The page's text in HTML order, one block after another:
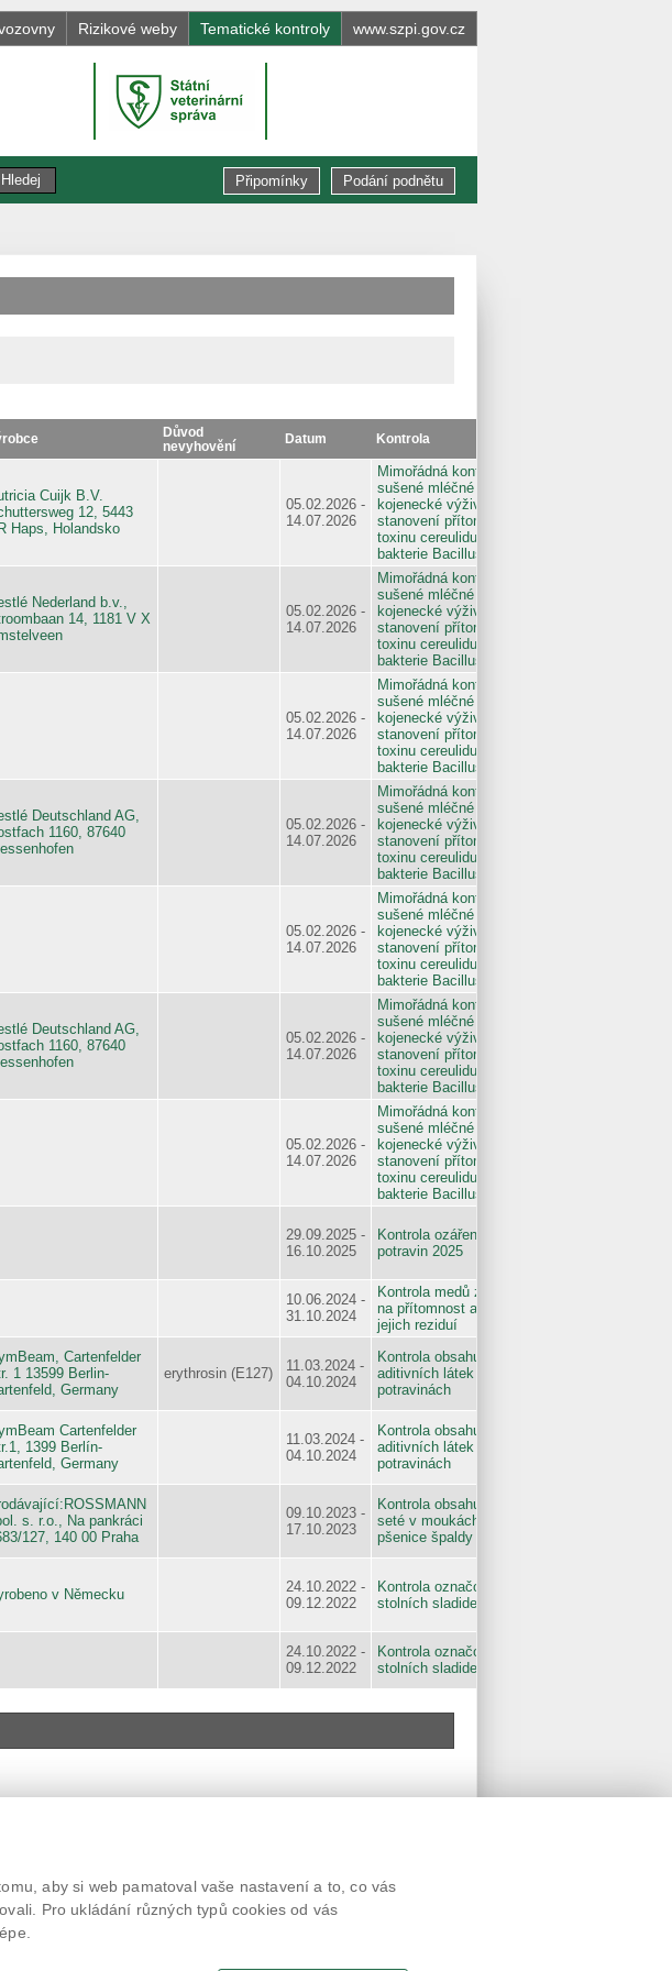
Rizikové weby Tematické kontroly www.szpi.gov.cz
Podání podnětu
Připomínky
Důvod
nevyhovění
Datum Kontrola
Cuijk B.V.
12, 5443
Haps, Holandsko
05.02.2026 -
14.07.2026
Mimořádná kontrola
sušené mléčné
kojenecké výživy na
stanovení přítomnosti
toxinu cereulidu a
bakterie Bacillus cereus
Nederland b.v.,
14, 1181 V X
05.02.2026 -
14.07.2026
Mimořádná kontrola
sušené mléčné
kojenecké výživy na
stanovení přítomnosti
toxinu cereulidu a
bakterie Bacillus cereus
05.02.2026 -
14.07.2026
Mimořádná kontrola
sušené mléčné
kojenecké výživy na
stanovení přítomnosti
toxinu cereulidu a
bakterie Bacillus cereus
Deutschland AG,
1160, 87640
05.02.2026 -
14.07.2026
Mimořádná kontrola
sušené mléčné
kojenecké výživy na
stanovení přítomnosti
toxinu cereulidu a
bakterie Bacillus cereus
05.02.2026 -
14.07.2026
Mimořádná kontrola
sušené mléčné
kojenecké výživy na
stanovení přítomnosti
toxinu cereulidu a
bakterie Bacillus cereus
Deutschland AG,
1160, 87640
05.02.2026 -
14.07.2026
Mimořádná kontrola
sušené mléčné
kojenecké výživy na
stanovení přítomnosti
toxinu cereulidu a
bakterie Bacillus cereus
05.02.2026 -
14.07.2026
Mimořádná kontrola
sušené mléčné
kojenecké výživy na
stanovení přítomnosti
toxinu cereulidu a
bakterie Bacillus cereus
29.09.2025 -
16.10.2025
Kontrola ozářených
potravin 2025
10.06.2024 -
31.10.2024
Kontrola medů zaměřená
na přítomnost antibiotik a
jejich reziduí
Cartenfelder
1 13599 Berlin-
Germany
erythrosin (E127)
11.03.2024 -
04.10.2024
Kontrola obsahu
aditivních látek - barviv v
potravinách
Cartenfelder
1399 Berlín-
Germany
11.03.2024 -
04.10.2024
Kontrola obsahu
aditivních látek - barviv v
potravinách
s. r.o., Na pankráci
127, 140 00 Praha
09.10.2023 -
17.10.2023
Kontrola obsahu pšenice
seté v moukách ze
pšenice špaldy
v Německu
24.10.2022 -
09.12.2022
Kontrola označování
stolních sladidel
24.10.2022 -
09.12.2022
Kontrola označování
stolních sladidel
inspekce 2026
szpi.gov.cz
Připomínky
aby si web pamatoval vaše nastavení a to, co vás
Pro ukládání různých typů cookies od vás